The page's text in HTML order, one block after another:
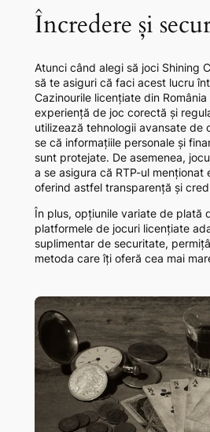
Încredere și
Atunci când alegi să joci Shining
să te asiguri că faci acest lucru
Cazinourile licențiate din
experiență de joc corectă și
utilizează tehnologii avansate de
se că informațiile personale și
sunt protejate. De asemenea,
a se asigura că RTP-ul menționat
oferind astfel transparență și
În plus, opțiunile variate de plată
platformele de jocuri licențiate
suplimentar de securitate,
metoda care îți oferă cea mai